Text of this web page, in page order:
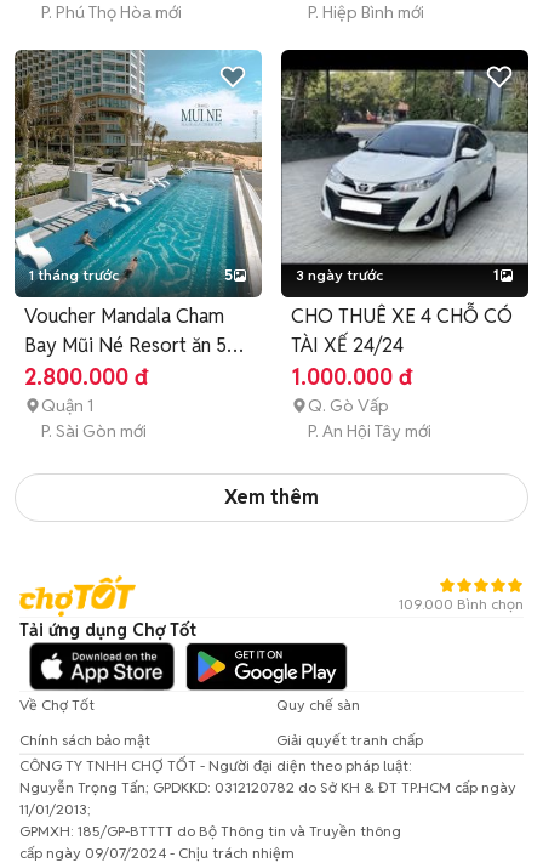
P. Phú Thọ Hòa mới
P. Hiệp Bình mới
1 tháng trước 5
Voucher Mandala Cham
Bay Mũi Né Resort ăn 5
bữa
2.800.000 đ
Quận 1
P. Sài Gòn mới
3 ngày trước 1
CHO THUÊ XE 4 CHỖ CÓ
TÀI XẾ 24/24
1.000.000 đ
Q. Gò Vấp
P. An Hội Tây mới
Xem thêm
109.000 Bình chọn
Tải ứng dụng Chợ Tốt
Về Chợ Tốt
Quy chế sàn
Chính sách bảo mật
Giải quyết tranh chấp
CÔNG TY TNHH CHỢ TỐT - Người đại diện theo pháp luật:
Nguyễn Trọng Tấn; GPDKKD: 0312120782 do Sở KH & ĐT TP.HCM cấp ngày
11/01/2013;
GPMXH: 185/GP-BTTTT do Bộ Thông tin và Truyền thông
cấp ngày 09/07/2024 - Chịu trách nhiệm